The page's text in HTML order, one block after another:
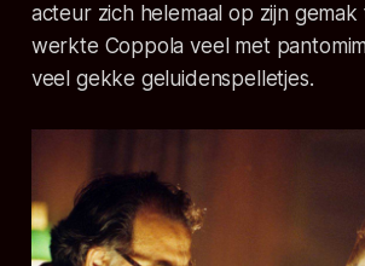
acteur zich helemaal op zijn
werkte Coppola veel met
veel gekke geluidenspelletjes.